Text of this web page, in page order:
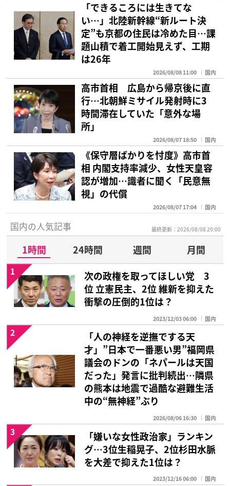
「できるころには生きてな
い…」北陸新幹線“新ルート決
定”も京都の住民は冷めた目…課
題山積で着工開始見えず、工期
は26年
2026/08/08 11:00 国内
高市首相 広島から帰京後に直
行…北朝鮮ミサイル発射時に3
時間滞在していた「意外な場
所」
2026/08/07 18:50 国内
《保守層ばかりを忖度》高市首
相 内閣支持率減少、女性天皇容
認が増加…識者に聞く「民意無
視」の代償
2026/08/07 17:04 国内
国内の人気記事 最終更新：2026/08/08 20:00
1時間 24時間 週間
月間
次の政権を取ってほしい党 3
位 立憲民主、2位 維新を抑えた
衝撃の圧倒的1位は？
2023/12/03 06:00 国内
1
「人の神経を逆撫でする天
才」”日本で一番悪い男”福岡県
議会のドンの「ネパールは天国
だった」発言に批判続出…隣県
の熊本は地震で過酷な避難生活
中の“無神経”ぶり
2026/08/06 16:30 国内
2
「嫌いな女性政治家」ランキン
グ…3位生稲晃子、2位杉田水脈
を大差で抑えた1位は？
2023/12/16 06:00 国内
3